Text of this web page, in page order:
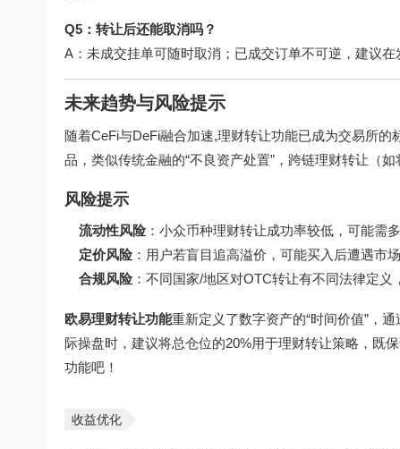
Q5：转让后还能取消吗？
A：未成交挂单可随时取消；已成交订单不可逆，建议在
未来趋势与风险提示
随着CeFi与DeFi融合加速,理财转让功能已成为交易所
品，类似传统金融的“不良资产处置”，跨链理财转让（
风险提示
流动性风险：小众币种理财转让成功率较低，可能需多
定价风险：用户若盲目追高溢价，可能买入后遭遇市
合规风险：不同国家/地区对OTC转让有不同法律定义
欧易理财转让功能重新定义了数字资产的“时间价值”，
际操盘时，建议将总仓位的20%用于理财转让策略，既
功能吧！
收益优化